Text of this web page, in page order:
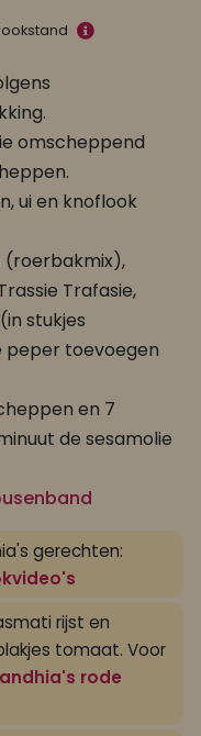
omscheppend
ui en knoflook
(roerbakmix),
Trafasie,
stukjes
peper toevoegen
en 7
de sesamolie
gerechten:
rijst en
tomaat. Voor
rode